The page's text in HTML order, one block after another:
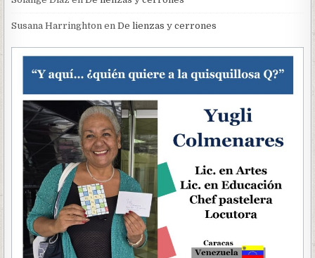
Susana Harringhton enDe lienzas y cerrones